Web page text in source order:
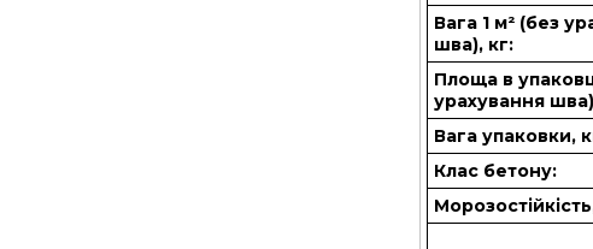
Вага 1 м² (без
шва), кг:
Площа в
урахування
Вага упаковки,
Клас бетону: